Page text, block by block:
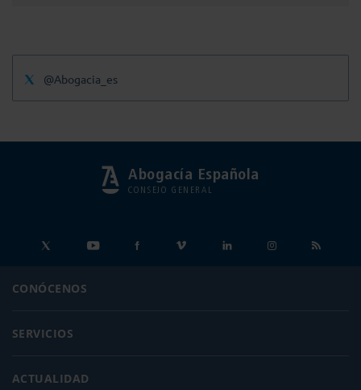
@Abogacia_es
Abogacía Española
CONSEJO GENERAL
CONÓCENOS
SERVICIOS
ACTUALIDAD